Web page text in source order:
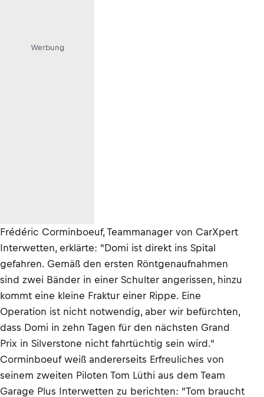
Werbung
Frédéric Corminboeuf, Teammanager von CarXpert
Interwetten, erklärte: "Domi ist direkt ins Spital
gefahren. Gemäß den ersten Röntgenaufnahmen
sind zwei Bänder in einer Schulter angerissen, hinzu
kommt eine kleine Fraktur einer Rippe. Eine
Operation ist nicht notwendig, aber wir befürchten,
dass Domi in zehn Tagen für den nächsten Grand
Prix in Silverstone nicht fahrtüchtig sein wird."
Corminboeuf weiß andererseits Erfreuliches von
seinem zweiten Piloten Tom Lüthi aus dem Team
Garage Plus Interwetten zu berichten: "Tom braucht